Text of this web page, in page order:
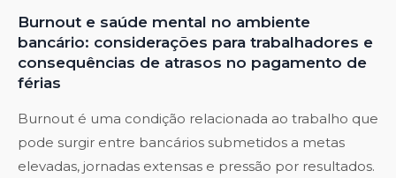
Burnout e saúde mental no ambiente
bancário: considerações para trabalhadores e
consequências de atrasos no pagamento de
férias
Burnout é uma condição relacionada ao trabalho que
pode surgir entre bancários submetidos a metas
elevadas, jornadas extensas e pressão por resultados.